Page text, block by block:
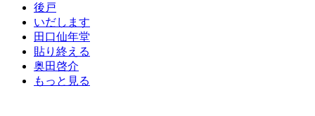
後戸
いだします
田口仙年堂
貼り終える
奥田啓介
もっと見る